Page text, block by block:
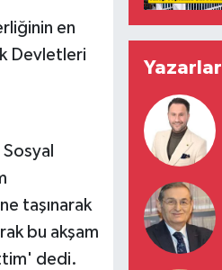
en
Devletleri
taşınarak
bu akşam
dedi.
Yazarlar